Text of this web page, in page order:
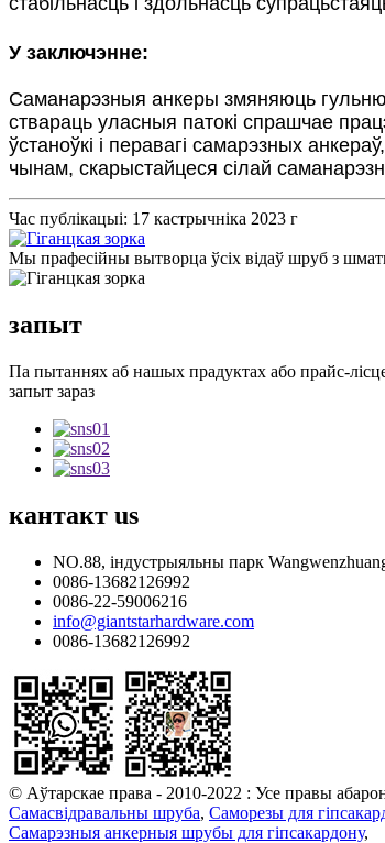
У заключэнне:
Саманарэзныя анкеры змяняюць гульню,
ствараць уласныя патокі спрашчае
ўстаноўкі і перавагі самарэзных
чынам, скарыстайцеся сілай
Час публікацыі: 17 кастрычніка 2023 г
Мы прафесійны вытворца ўсіх відаў шруб з
запыт
Па пытаннях аб нашых прадуктах або прайс-
запыт зараз
кантакт us
NO.88, індустрыяльны парк
0086-13682126992
0086-22-59006216
info@giantstarhardware.com
0086-13682126992
© Аўтарскае права - 2010-2022 : Усе правы
Самасвідравальны шруба, Саморезы для
Самарэзныя анкерныя шрубы для гіпсакардону,